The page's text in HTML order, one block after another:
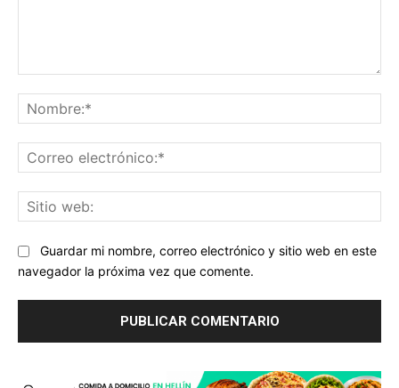
Guardar mi nombre, correo electrónico y sitio web en este
navegador la próxima vez que comente.